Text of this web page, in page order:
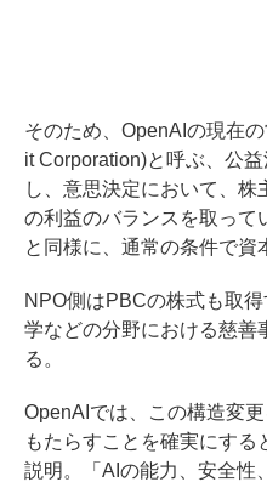
そのため、OpenAIの現在
it Corporation)と呼ぶ、公
し、意思決定において、
の利益のバランスを取って
と同様に、通常の条件で資
NPO側はPBCの株式も取
学などの分野における慈善
る。
OpenAIでは、この構造変
もたらすことを確実にする
説明。「AIの能力、安全性